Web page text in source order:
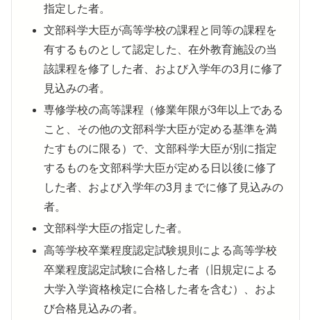
指定した者。
文部科学大臣が高等学校の課程と同等の課程を
有するものとして認定した、在外教育施設の当
該課程を修了した者、および入学年の3月に修了
見込みの者。
専修学校の高等課程（修業年限が3年以上である
こと、その他の文部科学大臣が定める基準を満
たすものに限る）で、文部科学大臣が別に指定
するものを文部科学大臣が定める日以後に修了
した者、および入学年の3月までに修了見込みの
者。
文部科学大臣の指定した者。
高等学校卒業程度認定試験規則による高等学校
卒業程度認定試験に合格した者（旧規定による
大学入学資格検定に合格した者を含む）、およ
び合格見込みの者。